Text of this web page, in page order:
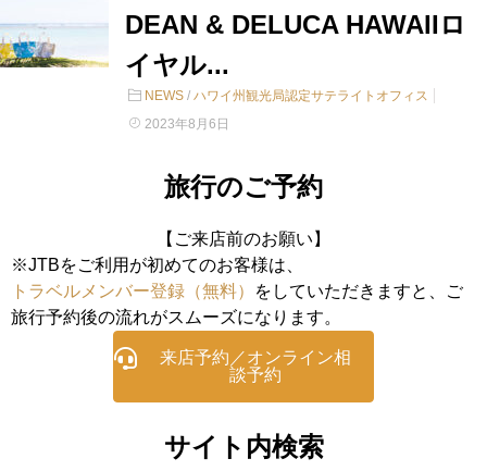
DEAN & DELUCA HAWAIIロ
イヤル...
NEWS / ハワイ州観光局認定サテライトオフィス
2023年8月6日
旅行のご予約
【ご来店前のお願い】
※JTBをご利用が初めてのお客様は、
トラベルメンバー登録（無料）
をしていただきますと、ご
旅行予約後の流れがスムーズになります。
来店予約／オンライン相
談予約
サイト内検索